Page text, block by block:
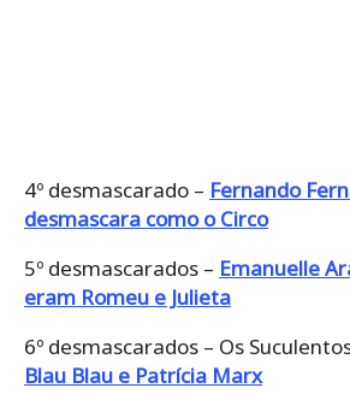
4º desmascarado – Fernando
desmascara como o Circo
5º desmascarados – Emanuelle
eram Romeu e Julieta
6º desmascarados – Os
Blau Blau e Patrícia Marx